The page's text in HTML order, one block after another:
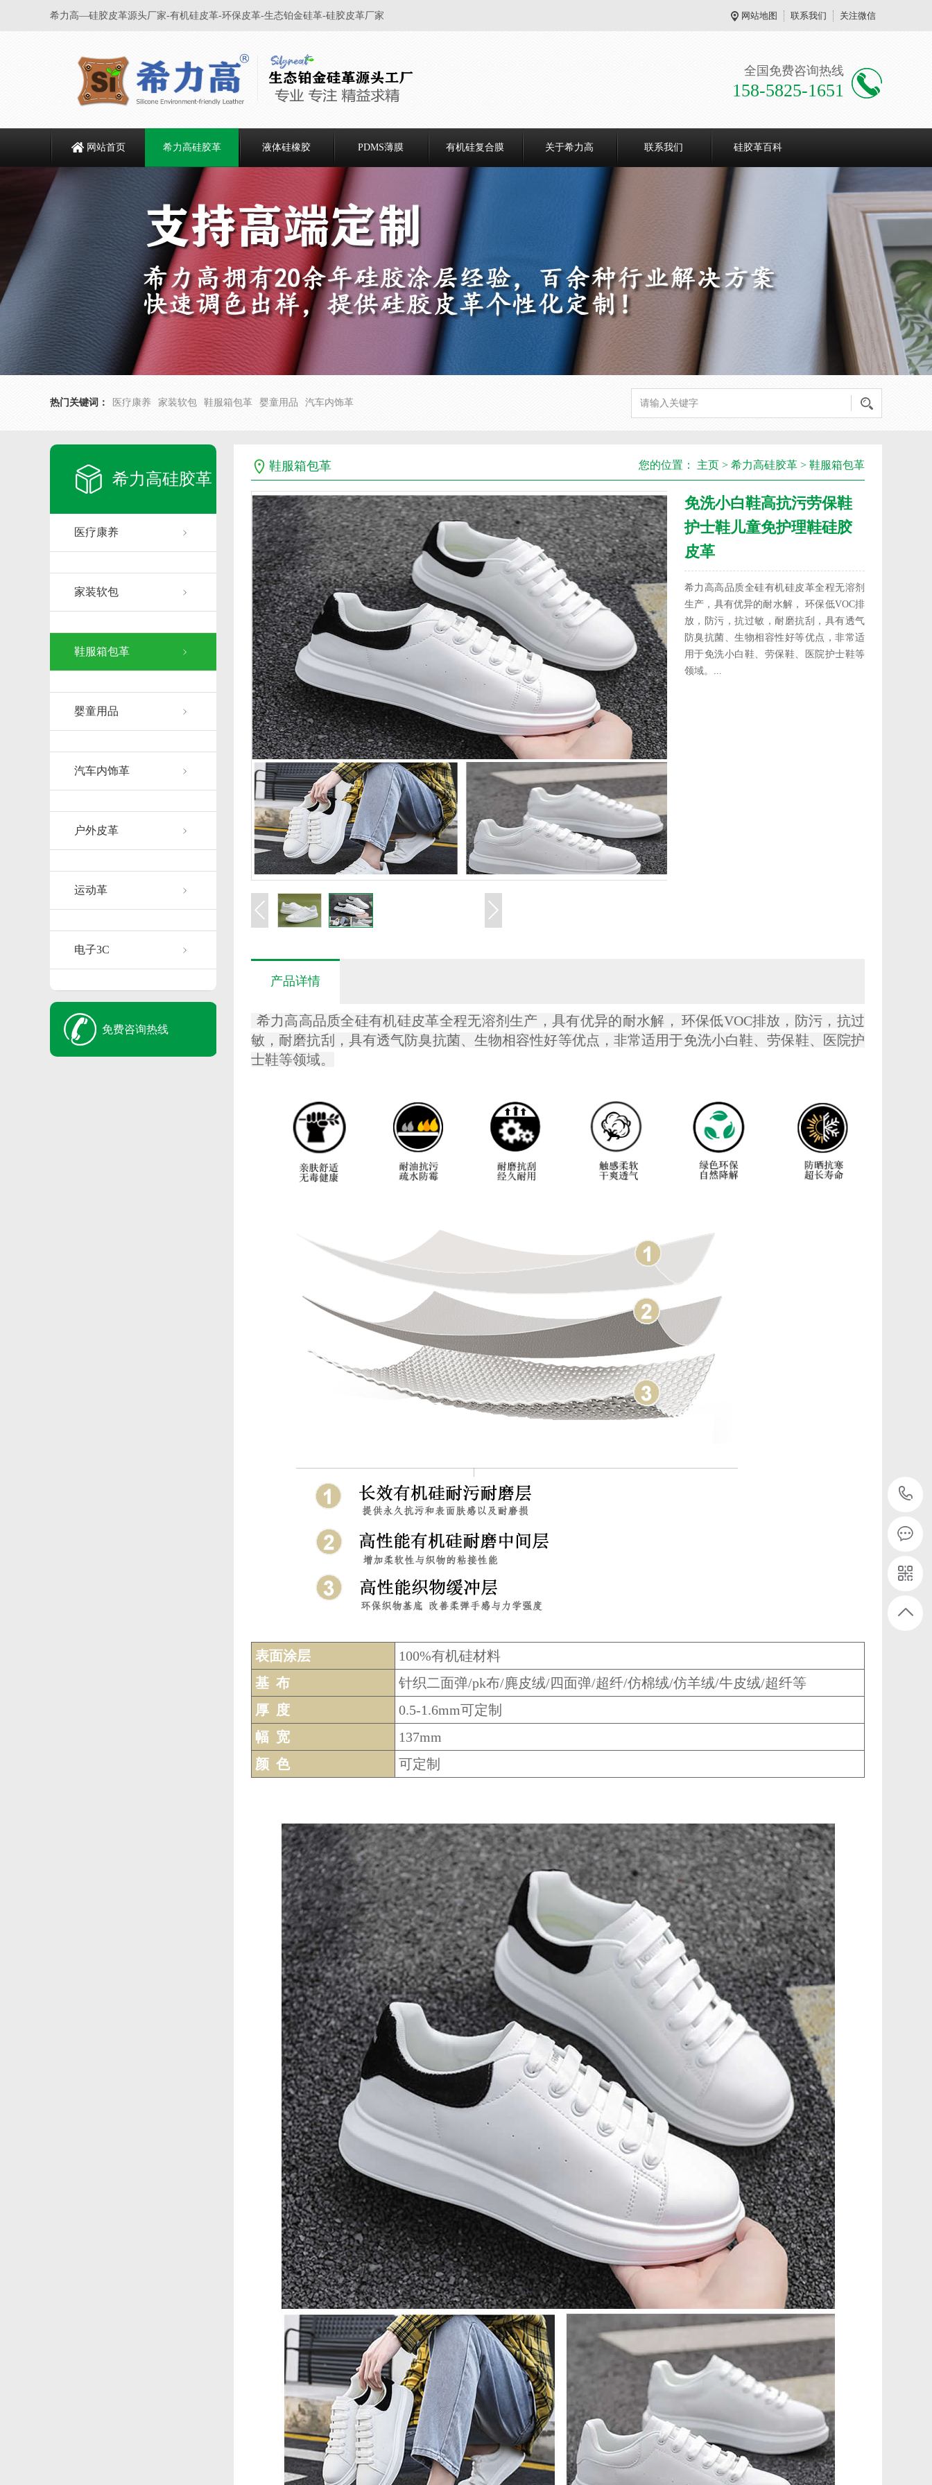
希力高—硅胶皮革源头厂家-有机硅皮革-环保皮革-生态铂金硅革-硅胶皮革厂家 网站地图 联系我们 关注微信
全国免费咨询热线
158-5825-1651
网站首页 希力高硅胶革 液体硅橡胶 PDMS薄膜 有机硅复合膜 关于希力高 联系我们 硅胶革百科
热门关键词： 医疗康养 家装软包 鞋服箱包革 婴童用品 汽车内饰革
希力高硅胶革
医疗康养
家装软包
鞋服箱包革
婴童用品
汽车内饰革
户外皮革
运动革
电子3C
免费咨询热线
鞋服箱包革 您的位置： 主页 > 希力高硅胶革 > 鞋服箱包革
免洗小白鞋高抗污劳保鞋
护士鞋儿童免护理鞋硅胶
皮革
希力高高品质全硅有机硅皮革全程无溶剂
生产，具有优异的耐水解， 环保低VOC排
放，防污，抗过敏，耐磨抗刮，具有透气
防臭抗菌、生物相容性好等优点，非常适
用于免洗小白鞋、劳保鞋、医院护士鞋等
领域。...
产品详情
希力高高品质全硅有机硅皮革全程无溶剂生产，具有优异的耐水解， 环保低VOC排放，防污，抗过
敏，耐磨抗刮，具有透气防臭抗菌、生物相容性好等优点，非常适用于免洗小白鞋、劳保鞋、医院护
士鞋等领域。
表面涂层
100%有机硅材料
基 布
针织二面弹/pk布/麂皮绒/四面弹/超纤/仿棉绒/仿羊绒/牛皮绒/超纤等
厚 度
0.5-1.6mm可定制
幅 宽
137mm
颜 色
可定制